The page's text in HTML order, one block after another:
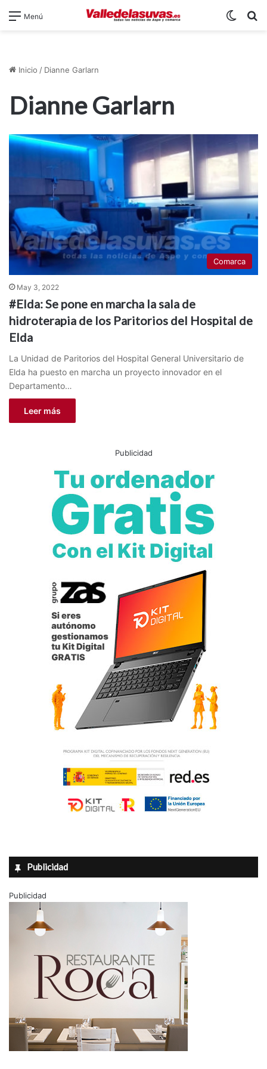
Menú
Inicio / Dianne Garlarn
Dianne Garlarn
Comarca
May 3, 2022
#Elda: Se pone en marcha la sala de
hidroterapia de los Paritorios del Hospital de
Elda
La Unidad de Paritorios del Hospital General Universitario de
Elda ha puesto en marcha un proyecto innovador en el
Departamento…
Leer más
Publicidad
Publicidad
Publicidad